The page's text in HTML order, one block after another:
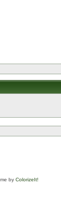
by ColorizeIt!